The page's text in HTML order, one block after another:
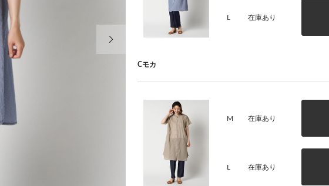
L 在庫あり
Cモカ
M 在庫あり
L 在庫あり